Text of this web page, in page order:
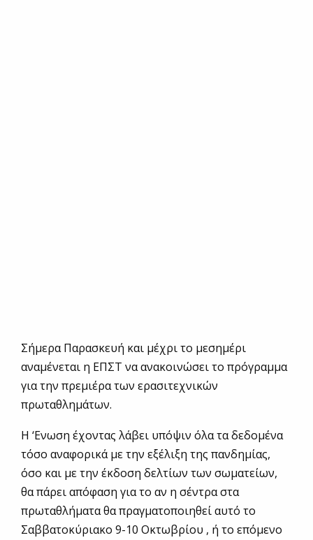
Σήμερα Παρασκευή και μέχρι το μεσημέρι
αναμένεται η ΕΠΣΤ να ανακοινώσει το πρόγραμμα
για την πρεμιέρα των ερασιτεχνικών
πρωταθλημάτων.
Η ‘Ενωση έχοντας λάβει υπόψιν όλα τα δεδομένα
τόσο αναφορικά με την εξέλιξη της πανδημίας,
όσο και με την έκδοση δελτίων των σωματείων,
θα πάρει απόφαση για το αν η σέντρα στα
πρωταθλήματα θα πραγματοποιηθεί αυτό το
Σαββατοκύριακο 9-10 Οκτωβρίου , ή το επόμενο